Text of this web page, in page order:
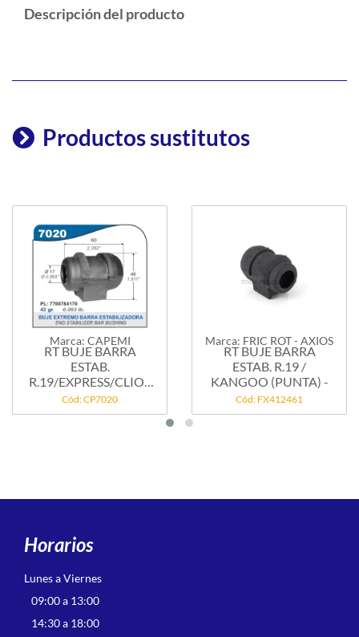
Descripción del producto
Productos sustitutos
Marca: CAPEMI
RT BUJE BARRA
ESTAB.
R.19/EXPRESS/CLIO -
PUNTA
Cód: CP7020
Marca: FRIC ROT - AXIOS
RT BUJE BARRA
ESTAB. R.19 /
KANGOO (PUNTA) -
Cód: FX412461
Horarios
Lunes a Viernes
09:00 a 13:00
14:30 a 18:00